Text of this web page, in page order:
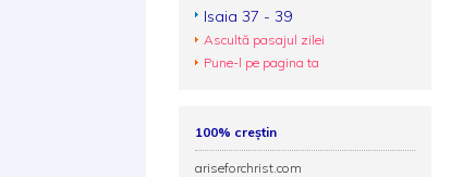
Isaia 37 - 39
Ascultă pasajul zilei
Pune-l pe pagina ta
100% creștin
ariseforchrist.com